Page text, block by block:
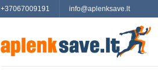
+37067009191 info@aplenksave.lt